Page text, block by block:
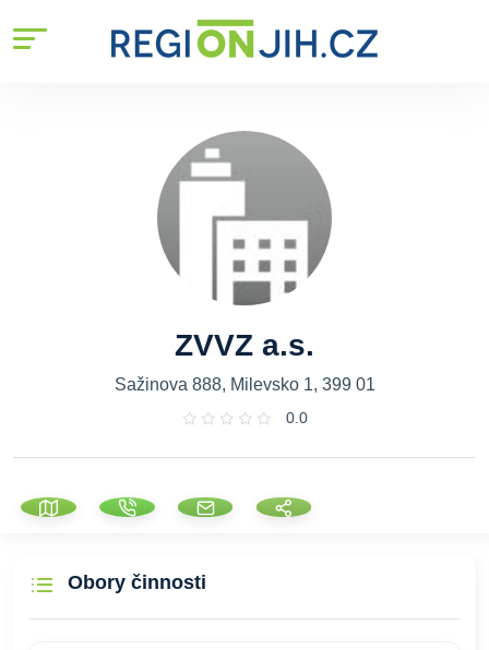
ZVVZ a.s.
Sažinova 888, Milevsko 1, 399 01
0.0
Obory činnosti